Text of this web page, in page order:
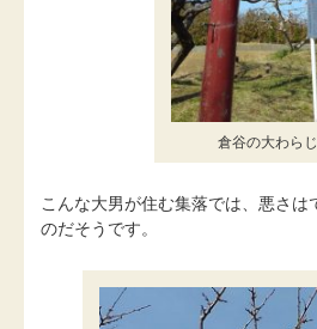
倉谷の大わらじ
こんな大男が住む集落では、悪さ
のだそうです。